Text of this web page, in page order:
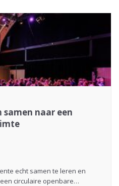
samen naar een
echt samen te leren en
circulaire openbare…